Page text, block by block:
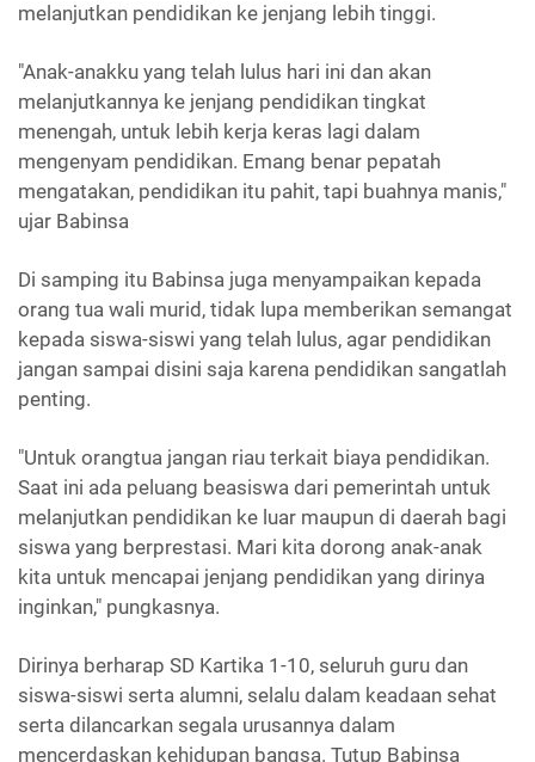
melanjutkan pendidikan ke jenjang lebih tinggi.
"Anak-anakku yang telah lulus hari ini dan akan
melanjutkannya ke jenjang pendidikan tingkat
menengah, untuk lebih kerja keras lagi dalam
mengenyam pendidikan. Emang benar pepatah
mengatakan, pendidikan itu pahit, tapi buahnya manis,"
ujar Babinsa
Di samping itu Babinsa juga menyampaikan kepada
orang tua wali murid, tidak lupa memberikan semangat
kepada siswa-siswi yang telah lulus, agar pendidikan
jangan sampai disini saja karena pendidikan sangatlah
penting.
"Untuk orangtua jangan riau terkait biaya pendidikan.
Saat ini ada peluang beasiswa dari pemerintah untuk
melanjutkan pendidikan ke luar maupun di daerah bagi
siswa yang berprestasi. Mari kita dorong anak-anak
kita untuk mencapai jenjang pendidikan yang dirinya
inginkan," pungkasnya.
Dirinya berharap SD Kartika 1-10, seluruh guru dan
siswa-siswi serta alumni, selalu dalam keadaan sehat
serta dilancarkan segala urusannya dalam
mencerdaskan kehidupan bangsa. Tutup Babinsa